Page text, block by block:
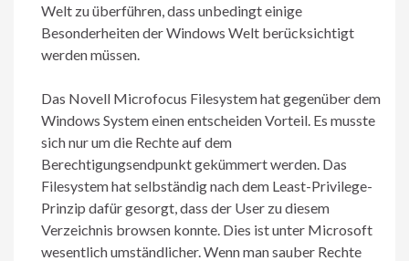
Welt zu überführen, dass unbedingt einige
Besonderheiten der Windows Welt berücksichtigt
werden müssen.
Das Novell Microfocus Filesystem hat gegenüber dem
Windows System einen entscheiden Vorteil. Es musste
sich nur um die Rechte auf dem
Berechtigungsendpunkt gekümmert werden. Das
Filesystem hat selbständig nach dem Least-Privilege-
Prinzip dafür gesorgt, dass der User zu diesem
Verzeichnis browsen konnte. Dies ist unter Microsoft
wesentlich umständlicher. Wenn man sauber Rechte